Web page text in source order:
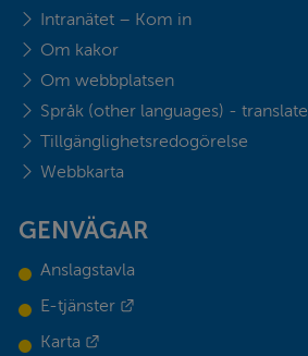
Intranätet – Kom in
Om kakor
Om webbplatsen
Språk (other languages) - translate
Tillgänglighetsredogörelse
Webbkarta
GENVÄGAR
Anslagstavla
E-tjänster
Karta